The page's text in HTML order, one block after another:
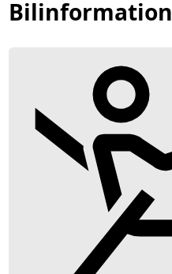
Bilinformation